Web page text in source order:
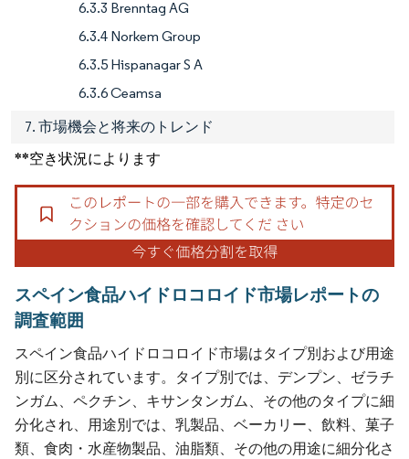
6.3.3 Brenntag AG
6.3.4 Norkem Group
6.3.5 Hispanagar S A
6.3.6 Ceamsa
7. 市場機会と将来のトレンド
**空き状況によります
スペイン食品ハイドロコロイド市場レポートの
調査範囲
スペイン食品ハイドロコロイド市場はタイプ別および用途
別に区分されています。タイプ別では、デンプン、ゼラチ
ンガム、ペクチン、キサンタンガム、その他のタイプに細
分化され、用途別では、乳製品、ベーカリー、飲料、菓子
類、食肉・水産物製品、油脂類、その他の用途に細分化さ